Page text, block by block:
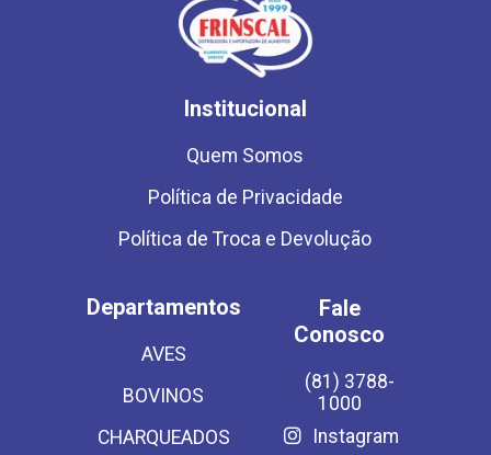
Institucional
Quem Somos
Política de Privacidade
Política de Troca e Devolução
Departamentos
AVES
BOVINOS
CHARQUEADOS
Fale
Conosco
(81) 3788-
1000
Instagram